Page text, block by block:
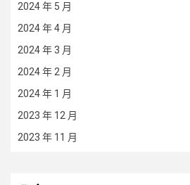
2024 年 5 月
2024 年 4 月
2024 年 3 月
2024 年 2 月
2024 年 1 月
2023 年 12 月
2023 年 11 月